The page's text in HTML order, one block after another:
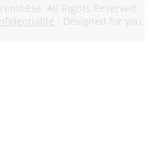
All Rights Reserved.
. Designed for you